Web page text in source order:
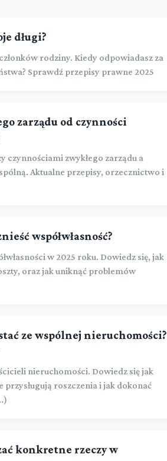
długi?
rodziny. Kiedy odpowiadasz za
Sprawdź przepisy prawne 2025
zarządu od czynności
zwykłego zarządu a
Aktualne przepisy, orzecznictwo i
współwłasność?
w 2025 roku. Dowiedz się, jak
oraz jak uniknąć problemów
ze wspólnej nieruchomości?
nieruchomości. Dowiedz się jak
roszczenia i jak dokonać
konkretne rzeczy w